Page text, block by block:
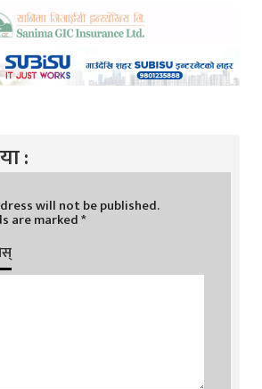
:
will not be published.
are marked*